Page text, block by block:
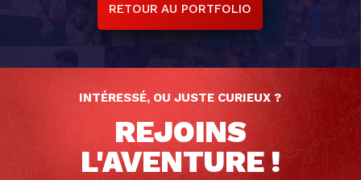
RETOUR AU PORTFOLIO
INTÉRESSÉ, OU JUSTE CURIEUX ?
REJOINS
L'AVENTURE !